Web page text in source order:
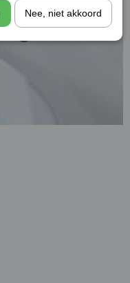
Nee, niet akkoord